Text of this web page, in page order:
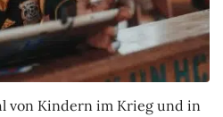
von Kindern im Krieg und in